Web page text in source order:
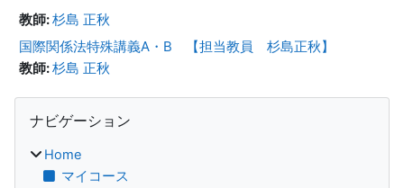
教師:杉島 正秋
国際関係法特殊講義A・B 【担当教員 杉島正秋】
教師:杉島 正秋
ブロック
ナビゲーション
Home
マイコース